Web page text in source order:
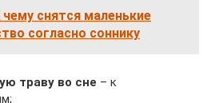
чему снятся маленькие
согласно соннику
траву во сне – к